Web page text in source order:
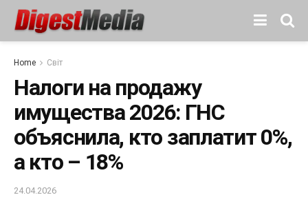
Home Світ
Налоги на продажу
имущества 2026: ГНС
объяснила, кто заплатит 0%,
а кто – 18%
24.04.2026